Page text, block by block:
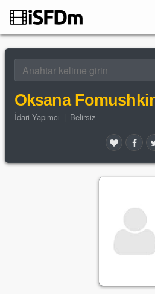
Oksana
İdari Yapımcı Belirsiz